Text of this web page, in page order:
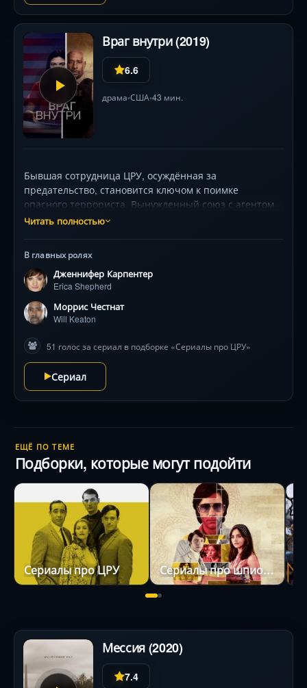
Враг внутри (2019)
6.6
драма•США•43 мин.
Бывшая сотрудница ЦРУ, осуждённая за
предательство, становится ключом к поимке
опасного террориста. Вынужденный союз с агентом
ФБР, чья жизнь разрушена её прошлым,
психологическом противостоянии, напоминающем
«Молчание ягнят» . Динамичные погони и
визуальная стилистика шпионских триллеров —
визитная карточка проекта.
Читать полностью
В главных ролях
Дженнифер Карпентер
Erica Shepherd
Моррис Честнат
Will Keaton
51 голос за сериал в подборке «Сериалы про ЦРУ»
Сериал
ЕЩЁ ПО ТЕМЕ
Подборки, которые могут подойти
Сериалы про ЦРУ Сериалы про шпионов
Мессия (2020)
7.4